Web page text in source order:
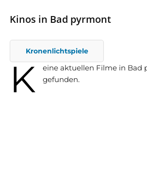
Kinos in Bad pyrmont
Kronenlichtspiele
K
eine aktuellen Filme in Bad
gefunden.